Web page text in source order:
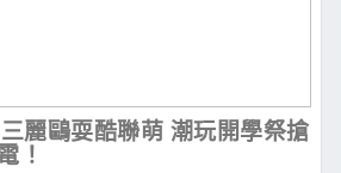
麗鷗耍酷聯萌 潮玩開學祭搶
！